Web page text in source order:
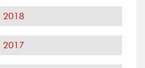
2018
2017